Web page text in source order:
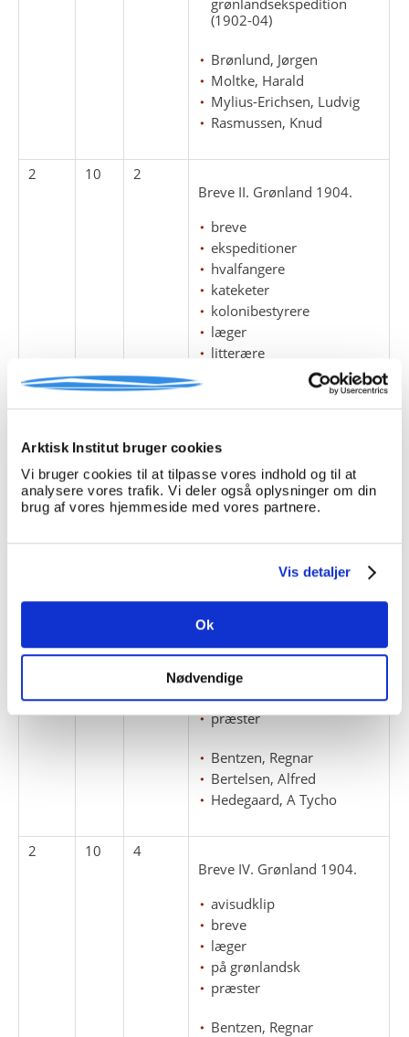
Arktisk Institut bruger cookies
Vi bruger cookies til at tilpasse vores indhold og til at
analysere vores trafik. Vi deler også oplysninger om din
brug af vores hjemmeside med vores partnere.
Vis detaljer
Ok
Nødvendige
(1902-04)
Brønlund, Jørgen
Moltke, Harald
Mylius-Erichsen, Ludvig
Rasmussen, Knud
2 10
2
Breve II. Grønland 1904.
breve
ekspeditioner
hvalfangere
kateketer
kolonibestyrere
læger
litterære
grønlandsekspedition
på grønlandsk
proviant
regninger
Bentzen, Regnar
2 10
3
Breve III. Grønland 1904.
breve
kolonibestyrere
læger
præster
Bentzen, Regnar
Bertelsen, Alfred
Hedegaard, A Tycho
2 10
4
Breve IV. Grønland 1904.
avisudklip
breve
læger
på grønlandsk
præster
Bentzen, Regnar